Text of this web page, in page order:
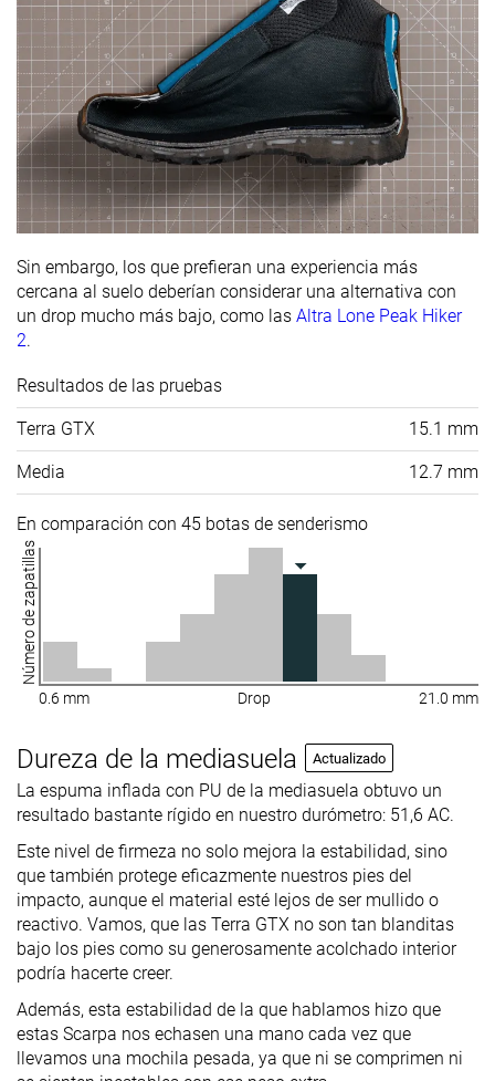
Sin embargo, los que prefieran una experiencia más
cercana al suelo deberían considerar una alternativa con
un drop mucho más bajo, como las Altra Lone Peak Hiker
2.
Resultados de las pruebas
Terra GTX 15.1 mm
Media 12.7 mm
En comparación con 45 botas de senderismo
Número de zapatillas
0.6 mm Drop 21.0 mm
Dureza de la mediasuela Actualizado
La espuma inflada con PU de la mediasuela obtuvo un
resultado bastante rígido en nuestro durómetro: 51,6 AC.
Este nivel de firmeza no solo mejora la estabilidad, sino
que también protege eficazmente nuestros pies del
impacto, aunque el material esté lejos de ser mullido o
reactivo. Vamos, que las Terra GTX no son tan blanditas
bajo los pies como su generosamente acolchado interior
podría hacerte creer.
Además, esta estabilidad de la que hablamos hizo que
estas Scarpa nos echasen una mano cada vez que
llevamos una mochila pesada, ya que ni se comprimen ni